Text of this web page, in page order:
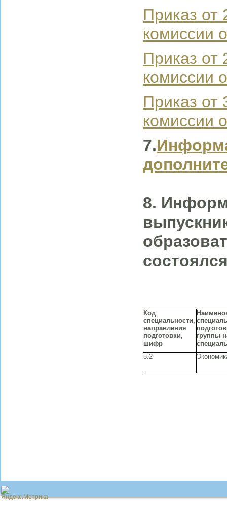
Приказ от
комиссии
Приказ от
комиссии
Приказ от
комиссии
7.
8.
Код
специальности,
направления
подготовки,
шифр
группы
5.2